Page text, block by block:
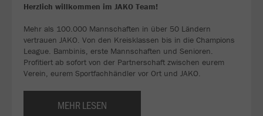
Herzlich willkommen im JAKO Team!
Mehr als 100.000 Mannschaften in über 50 Ländern
vertrauen JAKO. Von den Kreisklassen bis in die Champions
League. Bambinis, erste Mannschaften und Senioren.
Profitiert ab sofort von der Partnerschaft zwischen eurem
Verein, eurem Sportfachhändler vor Ort und JAKO.
MEHR LESEN